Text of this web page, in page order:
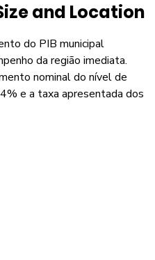
and Location
do PIB municipal
da região imediata.
nominal do nível de
e a taxa apresentada dos